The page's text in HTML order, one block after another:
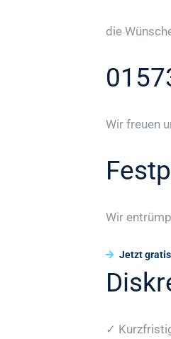
die
Wir freuen
Wir
Jetzt
✓